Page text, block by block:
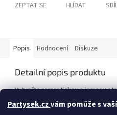
Partysek.czvám pomůže s
ZEPTAT SE HLÍDAT
Popis Hodnocení Diskuze
Detailní popis produktu
Vytvořte romantickou a jemnou
čtvercovým party závěsem v
rozměrech 100x200 cm je ideální